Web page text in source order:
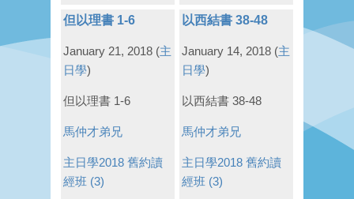
但以理書 1-6
January 21, 2018 (主
日學)
但以理書 1-6
馬仲才弟兄
主日學2018 舊約讀
經班 (3)
以西結書 38-48
January 14, 2018 (主
日學)
以西結書 38-48
馬仲才弟兄
主日學2018 舊約讀
經班 (3)